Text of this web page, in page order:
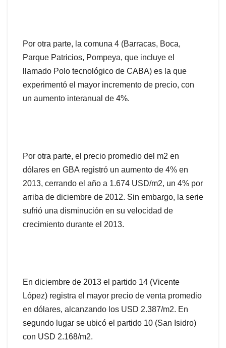
Por otra parte, la comuna 4 (Barracas, Boca,
Parque Patricios, Pompeya, que incluye el
llamado Polo tecnológico de CABA) es la que
experimentó el mayor incremento de precio, con
un aumento interanual de 4%.
Por otra parte, el precio promedio del m2 en
dólares en GBA registró un aumento de 4% en
2013, cerrando el año a 1.674 USD/m2, un 4% por
arriba de diciembre de 2012. Sin embargo, la serie
sufrió una disminución en su velocidad de
crecimiento durante el 2013.
En diciembre de 2013 el partido 14 (Vicente
López) registra el mayor precio de venta promedio
en dólares, alcanzando los USD 2.387/m2. En
segundo lugar se ubicó el partido 10 (San Isidro)
con USD 2.168/m2.